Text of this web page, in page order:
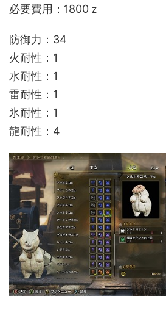
必要費用：1800ｚ
防御力：34
火耐性：1
水耐性：1
雷耐性：1
氷耐性：1
龍耐性：4